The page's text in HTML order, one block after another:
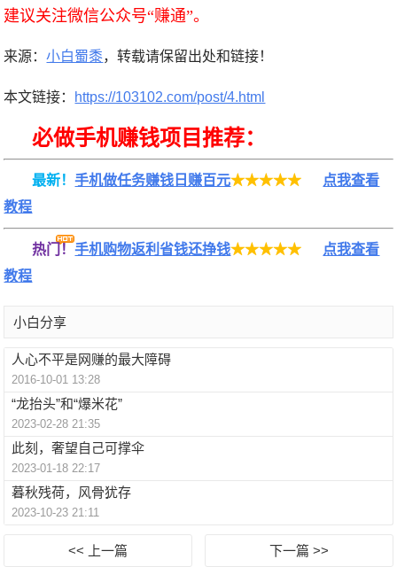
建议关注微信公众号“赚通”。
来源：小白蜀黍，转载请保留出处和链接！
本文链接： https://103102.com/post/4.html
必做手机赚钱项目推荐：
最新！手机做任务赚钱日赚百元★★★★★
点我查看
教程
热门！手机购物返利省钱还挣钱★★★★★
点我查看
教程
小白分享
人心不平是网赚的最大障碍
2016-10-01 13:28
“龙抬头”和“爆米花”
2023-02-28 21:35
此刻，奢望自己可撑伞
2023-01-18 22:17
暮秋残荷，风骨犹存
2023-10-23 21:11
<< 上一篇 下一篇 >>